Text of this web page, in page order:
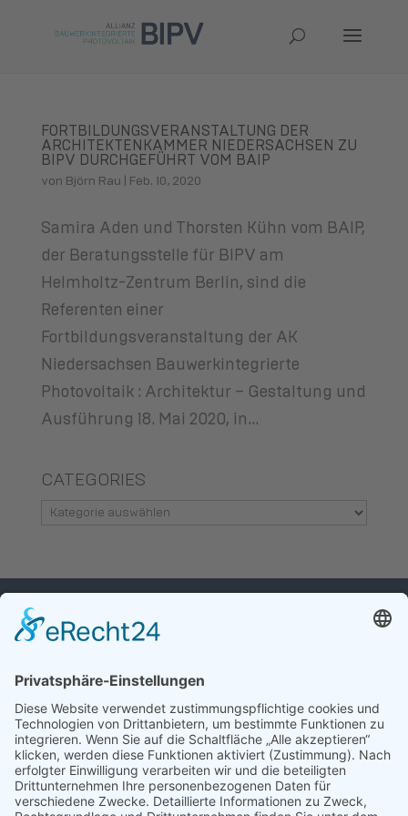
FORTBILDUNGSVERANSTALTUNG DER
ARCHITEKTENKAMMER NIEDERSACHSEN ZU
BIPV DURCHGEFÜHRT VOM BAIP
von Björn Rau Feb. 10, 2020
Samira Aden und Thorsten Kühn vom BAIP,
der Beratungsstelle für BIPV am
Helmholtz-Zentrum Berlin, sind die
Referenten einer
Fortbildungsveranstaltung der AK
Niedersachsen Bauwerkintegrierte
Photovoltaik : Architektur – Gestaltung und
Ausführung 18. Mai 2020, in...
CATEGORIES
Categories
WIR FREUEN
UNS, VON IHNEN
ZU HÖREN.
ALLIANZ BIPV E.V.
Unter den Linden 10